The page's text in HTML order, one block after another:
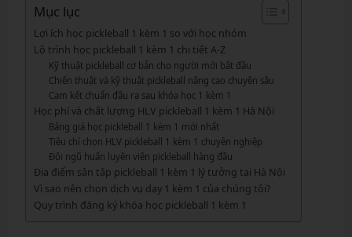
Mục lục
Lợi ích học pickleball 1 kèm 1 so với học nhóm
Lộ trình học pickleball 1 kèm 1 chi tiết A-Z
Kỹ thuật pickleball cơ bản cho người mới bắt đầu
Chiến thuật và kỹ thuật pickleball nâng cao chuyên sâu
Cam kết chuẩn đầu ra sau khóa học 1 kèm 1
Học phí và chất lượng HLV pickleball 1 kèm 1 Hà Nội
Bảng giá học pickleball 1 kèm 1 mới nhất
Tiêu chí chọn HLV pickleball 1 kèm 1 chuyên nghiệp
Đội ngũ huấn luyện viên pickleball hàng đầu
Địa điểm sân tập pickleball 1 kèm 1 lý tưởng tại Hà Nội
Vì sao nên chọn dịch vụ dạy 1 kèm 1 của chúng tôi?
Quy trình đăng ký khóa học pickleball 1 kèm 1